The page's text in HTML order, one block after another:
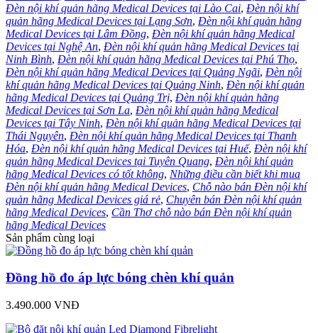
Đèn nội khí quản hãng Medical Devices tại Lào Cai, Đèn nội khí
quản hãng Medical Devices tại Lạng Sơn, Đèn nội khí quản hãng
Medical Devices tại Lâm Đồng, Đèn nội khí quản hãng Medical
Devices tại Nghệ An, Đèn nội khí quản hãng Medical Devices tại
Ninh Bình, Đèn nội khí quản hãng Medical Devices tại Phú Thọ,
Đèn nội khí quản hãng Medical Devices tại Quảng Ngãi, Đèn nội
khí quản hãng Medical Devices tại Quảng Ninh, Đèn nội khí quản
hãng Medical Devices tại Quảng Trị, Đèn nội khí quản hãng
Medical Devices tại Sơn La, Đèn nội khí quản hãng Medical
Devices tại Tây Ninh, Đèn nội khí quản hãng Medical Devices tại
Thái Nguyên, Đèn nội khí quản hãng Medical Devices tại Thanh
Hóa, Đèn nội khí quản hãng Medical Devices tại Huế, Đèn nội khí
quản hãng Medical Devices tại Tuyên Quang, Đèn nội khí quản
hãng Medical Devices có tốt không, Những điều cần biết khi mua
Đèn nội khí quản hãng Medical Devices, Chỗ nào bán Đèn nội khí
quản hãng Medical Devices giá rẻ, Chuyên bán Đèn nội khí quản
hãng Medical Devices, Cần Thơ chỗ nào bán Đèn nội khí quản
hãng Medical Devices
Sản phẩm cùng loại
Đồng hồ đo áp lực bóng chèn khí quản
3.490.000 VNĐ